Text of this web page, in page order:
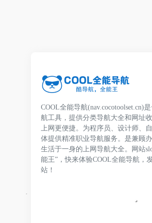
COOL全能导航(nav.cocotoolset.cn)
航工具，提供分类导航大全和网址
上网更便捷。为程序员、设计师、
体提供精准职业导航服务。是兼顾
生活于一身的上网导航大全。网站
能王”，快来体验COOL全能导航，
站！